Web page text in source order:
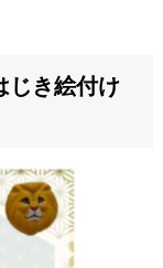
じき絵付け